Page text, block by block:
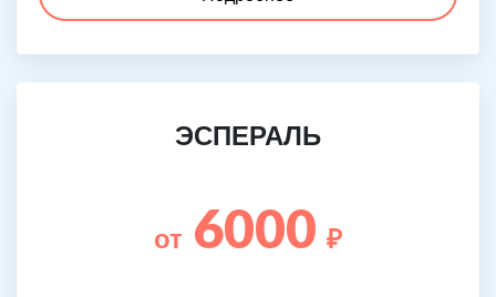
ЭСПЕРАЛЬ
от 6000 ₽